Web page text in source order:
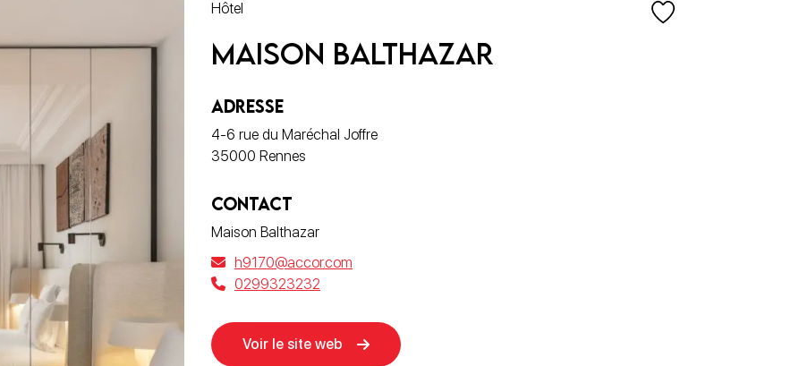
Hôtel
Maison Balthazar
ADRESSE
4-6 rue du Maréchal Joffre
35000 Rennes
CONTACT
Maison Balthazar
h9170@accor.com
0299323232
Voir le site web